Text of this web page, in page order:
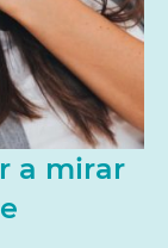
a mirar